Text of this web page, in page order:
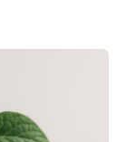
als neue
und trägt
Dieser erste